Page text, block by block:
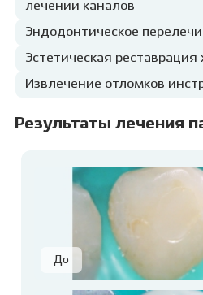
лечении каналов
Эндодонтическое
Эстетическая
Извлечение отломков
Результаты лечения